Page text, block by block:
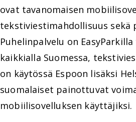
ovat tavanomaisen
tekstiviestimahdollisuus sekä
Puhelinpalvelu on
kaikkialla Suomessa,
on käytössä Espoon lisäksi
suomalaiset painottuvat
mobiilisovelluksen käyttäjiksi.